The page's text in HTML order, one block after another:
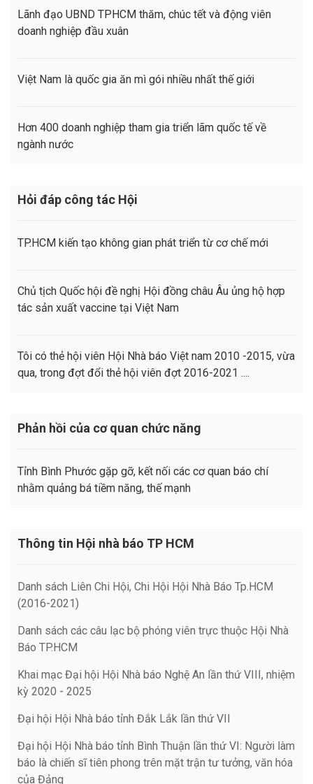
Lãnh đạo UBND TPHCM thăm, chúc tết và động viên
doanh nghiệp đầu xuân
Việt Nam là quốc gia ăn mì gói nhiều nhất thế giới
Hơn 400 doanh nghiệp tham gia triển lãm quốc tế về
ngành nước
Hỏi đáp công tác Hội
TP.HCM kiến tạo không gian phát triển từ cơ chế mới
Chủ tịch Quốc hội đề nghị Hội đồng châu Âu ủng hộ hợp
tác sản xuất vaccine tại Việt Nam
Tôi có thẻ hội viên Hội Nhà báo Việt nam 2010 -2015, vừa
qua, trong đợt đổi thẻ hội viên đợt 2016-2021 ....
Phản hồi của cơ quan chức năng
Tỉnh Bình Phước gặp gỡ, kết nối các cơ quan báo chí
nhằm quảng bá tiềm năng, thế mạnh
Thông tin Hội nhà báo TP HCM
Danh sách Liên Chi Hội, Chi Hội Hội Nhà Báo Tp.HCM
(2016-2021)
Danh sách các câu lạc bộ phóng viên trực thuộc Hội Nhà
Báo TP.HCM
Khai mạc Đại hội Hội Nhà báo Nghệ An lần thứ VIII, nhiệm
kỳ 2020 - 2025
Đại hội Hội Nhà báo tỉnh Đắk Lắk lần thứ VII
Đại hội Hội Nhà báo tỉnh Bình Thuận lần thứ VI: Người làm
báo là chiến sĩ tiên phong trên mặt trận tư tưởng, văn hóa
của Đảng